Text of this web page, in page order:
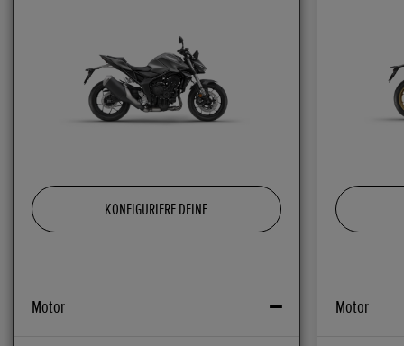
KONFIGURIERE DEINE
Motor Motor